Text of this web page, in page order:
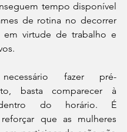
tempo disponível
de rotina no decorrer
em virtude de trabalho e
fazer pré-
basta comparecer à
do horário. É
que as mulheres